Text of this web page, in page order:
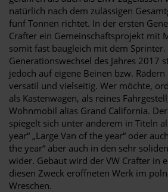
natürlich nach dem zulässigen
fünf Tonnen richtet. In der ersten
Crafter ein Gemeinschaftsprojekt mit
somit fast baugleich mit dem Sprinter.
Generationswechsel des Jahres 2017
jedoch auf eigene Beinen bzw.
versatil und vielseitig. Wer möchte,
als Kastenwagen, als reines
Wohnmobil alias Grand California.
spiegelt sich unter anderem in Titeln
year“ „Large Van of the year“ oder
the year“ aber auch in den sehr
wider. Gebaut wird der VW Crafter in
diesen Zweck eröffneten Werk im
Wreschen.